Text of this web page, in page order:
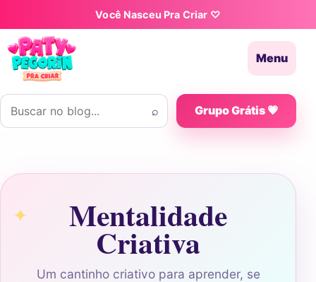
Pular para o conteúdoVocê Nasceu Pra Criar ♡
Menu
Buscar por:
⌕ Grupo Grátis 💗
Mentalidade
Criativa
Um cantinho criativo para aprender, se